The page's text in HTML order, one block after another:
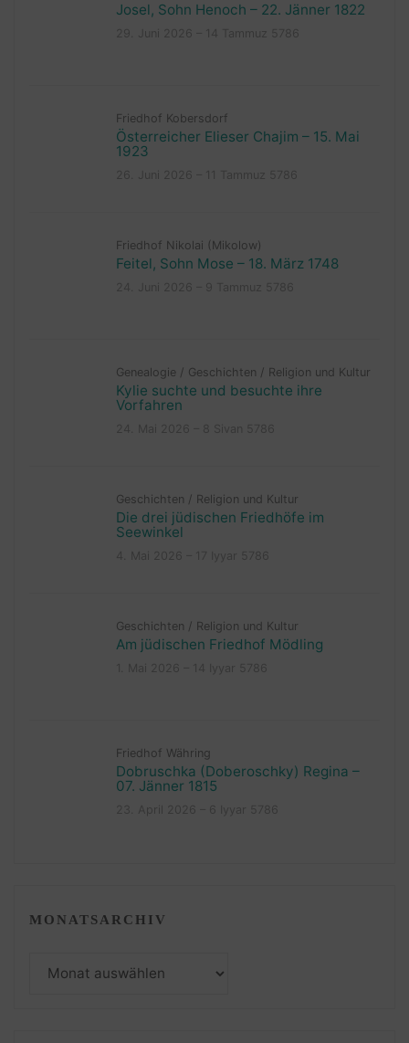
Josel, Sohn Henoch – 22. Jänner 1822
Friedhof Kobersdorf
Österreicher Elieser Chajim – 15. Mai
1923
Friedhof Nikolai (Mikolow)
Feitel, Sohn Mose – 18. März 1748
Genealogie / Geschichten / Religion und Kultur
Kylie suchte und besuchte ihre
Vorfahren
Geschichten / Religion und Kultur
Die drei jüdischen Friedhöfe im
Seewinkel
Geschichten / Religion und Kultur
Am jüdischen Friedhof Mödling
Friedhof Währing
Dobruschka (Doberoschky) Regina –
07. Jänner 1815
MONATSARCHIV
Monatsarchiv